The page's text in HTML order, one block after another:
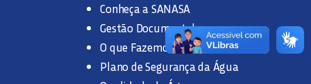
HIDRÔMETRO VOLUMÉTRICO, CONSUMO DE ÁGUA E
TESTE DE VAZAMENTO
LEGISLAÇÃO
Conheça a SANASA
Gestão Documental
O que Fazemos
Plano de Segurança da Água